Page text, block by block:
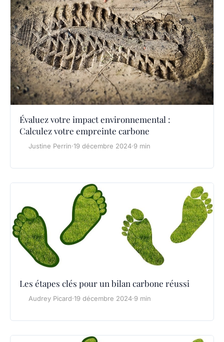
Évaluez votre impact environnemental :
Calculez votre empreinte carbone
Justine Perrin·19 décembre 2024·9 min
Les étapes clés pour un bilan carbone réussi
Audrey Picard·19 décembre 2024·9 min